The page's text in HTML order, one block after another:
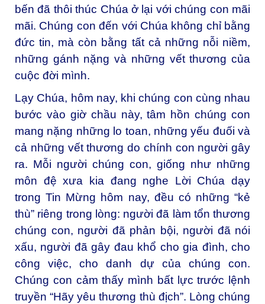
bến đã thôi thúc Chúa ở lại với chúng con mãi
mãi. Chúng con đến với Chúa không chỉ bằng
đức tin, mà còn bằng tất cả những nỗi niềm,
những gánh nặng và những vết thương của
cuộc đời mình.
Lạy Chúa, hôm nay, khi chúng con cùng nhau
bước vào giờ chầu này, tâm hồn chúng con
mang nặng những lo toan, những yếu đuối và
cả những vết thương do chính con người gây
ra. Mỗi người chúng con, giống như những
môn đệ xưa kia đang nghe Lời Chúa dạy
trong Tin Mừng hôm nay, đều có những “kẻ
thù” riêng trong lòng: người đã làm tổn thương
chúng con, người đã phản bội, người đã nói
xấu, người đã gây đau khổ cho gia đình, cho
công việc, cho danh dự của chúng con.
Chúng con cảm thấy mình bất lực trước lệnh
truyền “Hãy yêu thương thù địch”. Lòng chúng